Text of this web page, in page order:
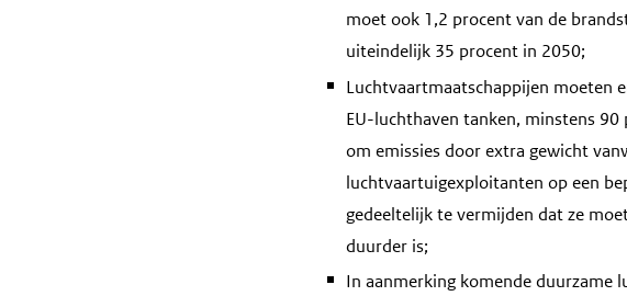
moet ook 1,2 procent van de
uiteindelijk 35 procent in 2050;
Luchtvaartmaatschappijen moeten
EU-luchthaven tanken, minstens
om emissies door extra gewicht
luchtvaartuigexploitanten op een
gedeeltelijk te vermijden dat ze
duurder is;
In aanmerking komende